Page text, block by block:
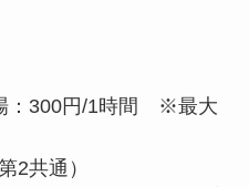
：300円/1時間 ※最大
2共通）